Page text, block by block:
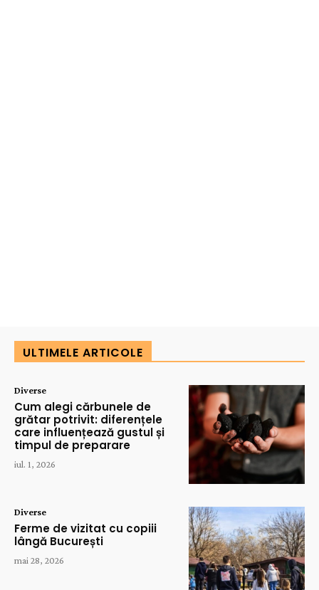
ULTIMELE ARTICOLE
Diverse
Cum alegi cărbunele de
grătar potrivit: diferențele
care influențează gustul și
timpul de preparare
iul. 1, 2026
Diverse
Ferme de vizitat cu copiii
lângă București
mai 28, 2026